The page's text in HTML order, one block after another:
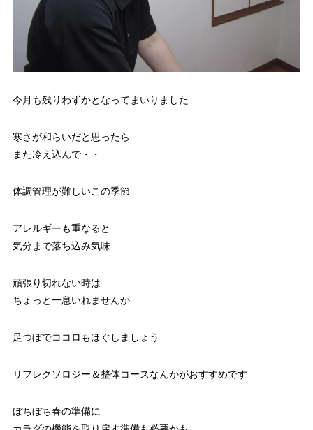
今月も残りわずかとなってまいりました
寒さが和らいだと思ったら
また冷え込んで・・
体調管理が難しいこの季節
アレルギーも重なると
気分まで落ち込み気味
頑張り切れない時は
ちょっと一息いれませんか
足つぼでココロもほぐしましょう
リフレクソロジー＆整体コースなんかがおすすめです
ぼちぼち春の準備に